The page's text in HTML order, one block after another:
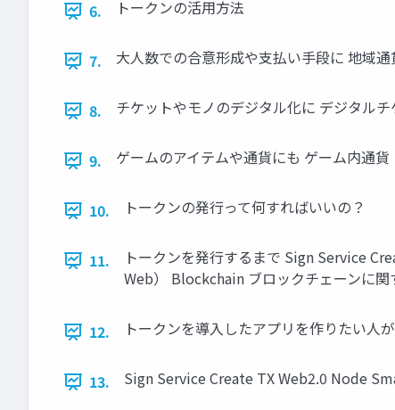
6. トークンの活用方法
7. 大人数での合意形成や支払い手段に 地域
8. チケットやモノのデジタル化に デジタル
9. ゲームのアイテムや通貨にも ゲーム内通
10. トークンの発行って何すればいいの？
11.
トークンを発行するまで Sign Service
Web） Blockchain ブロックチェーンに関
12. トークンを導入したアプリを作りたい人
13. Sign Service Create TX Web2.0 Node